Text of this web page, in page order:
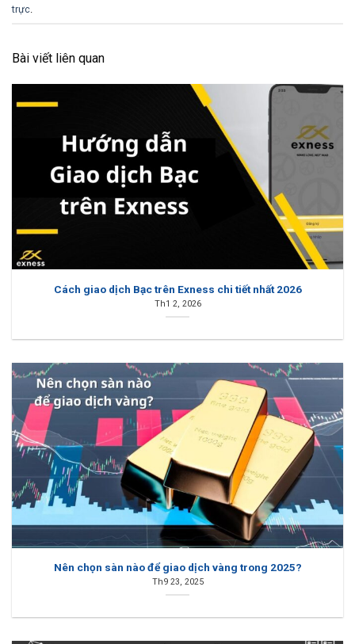
trực
Bài viết liên quan
Cách giao dịch Bạc trên Exness chi tiết nhất 2026
Th1 2, 2026
Nên chọn sàn nào để giao dịch vàng trong 2025?
Th9 23, 2025